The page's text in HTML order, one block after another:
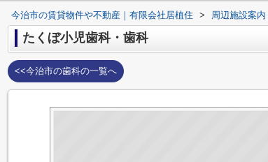
今治市の賃貸物件や不動産｜有限会社居植住 > 周辺施設案内
たくぼ小児歯科・歯科
<<今治市の歯科の一覧へ